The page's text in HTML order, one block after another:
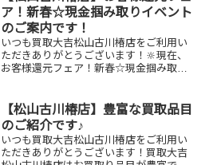
ア！新春☆現金掴み取りイベント
のご案内です！
いつも買取大吉松山古川椿店をご利用い
ただきありがとうございます！🔆現在、
お客様還元フェア！新春☆現金掴み取り
様限定でご参加いただけます😌(金券類、
テ...
【松山古川椿店】豊富な買取品目
のご紹介です♪
いつも買取大吉松山古川椿店をご利用い
ただきありがとうございます！買取大吉